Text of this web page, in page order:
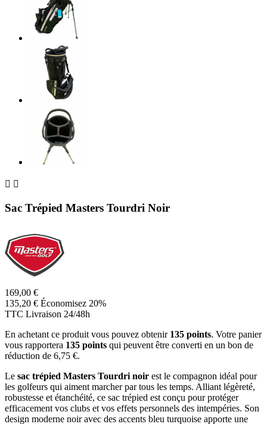
 
Sac Trépied Masters Tourdri Noir
169,00 €
135,20 € Économisez 20%
TTC Livraison 24/48h
En achetant ce produit vous pouvez obtenir 135 points. Votre panier
vous rapportera 135 points qui peuvent être converti en un bon de
réduction de 6,75 €.
Le sac trépied Masters Tourdri noir est le compagnon idéal pour
les golfeurs qui aiment marcher par tous les temps. Alliant légèreté,
robustesse et étanchéité, ce sac trépied est conçu pour protéger
efficacement vos clubs et vos effets personnels des intempéries. Son
design moderne noir avec des accents bleu turquoise apporte une